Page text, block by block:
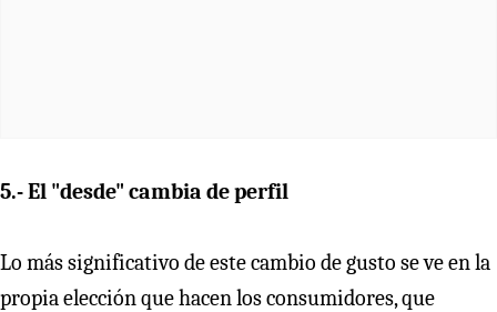
5.- El "desde" cambia de perfil
Lo más significativo de este cambio de gusto se ve en la
propia elección que hacen los consumidores, que